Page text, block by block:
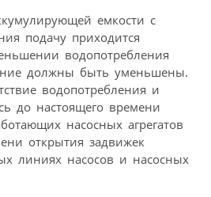
емкости с
подачу приходится
водопотребления
должны быть уменьшены.
водопотребления и
до настоящего времени
насосных агрегатов
открытия задвижек
линиях насосов и насосных